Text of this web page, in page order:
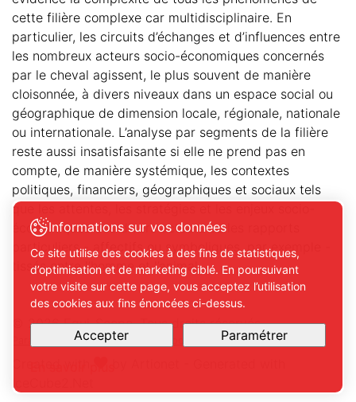
cette filière complexe car multidisciplinaire. En
particulier, les circuits d’échanges et d’influences entre
les nombreux acteurs socio-économiques concernés
par le cheval agissent, le plus souvent de manière
cloisonnée, à divers niveaux dans un espace social ou
géographique de dimension locale, régionale, nationale
ou internationale. L’analyse par segments de la filière
reste aussi insatisfaisante si elle ne prend pas en
compte, de manière systémique, les contextes
politiques, financiers, géographiques et sociaux tels
que les attentes, les stratégies et les enjeux socio-
économiques des divers acteurs ou les rapports
particuliers - affectifs ou symboliques, par exemple -
tissés entre l’homme et l’animal.
© 2026 Equi-Scope. Tous droits réservés
Paramétrer mes préférences de cookies
IceCube2.Net
Informations sur vos données
Ce site utilise des cookies à des fins de statistiques,
d’optimisation et de marketing ciblé. En poursuivant
votre visite sur cette page, vous acceptez l’utilisation
des cookies aux fins énoncées ci-dessus.
Accepter
Paramétrer